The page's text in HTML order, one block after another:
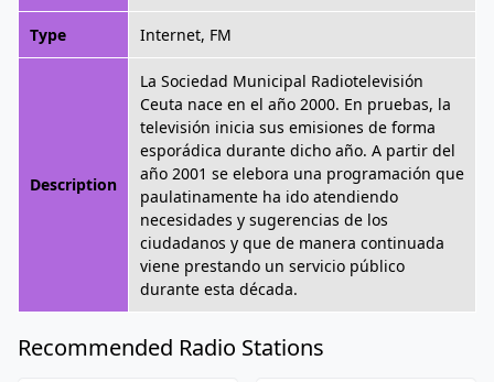
Type Internet, FM
Description
La Sociedad Municipal Radiotelevisión
Ceuta nace en el año 2000. En pruebas, la
televisión inicia sus emisiones de forma
esporádica durante dicho año. A partir del
año 2001 se elebora una programación que
paulatinamente ha ido atendiendo
necesidades y sugerencias de los
ciudadanos y que de manera continuada
viene prestando un servicio público
durante esta década.
Recommended Radio Stations